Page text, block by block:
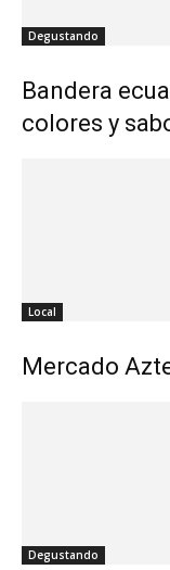
Degustando
Bandera
colores y
Local
Mercado
Degustando